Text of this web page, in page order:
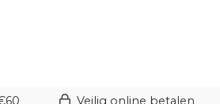
Veilig online betalen